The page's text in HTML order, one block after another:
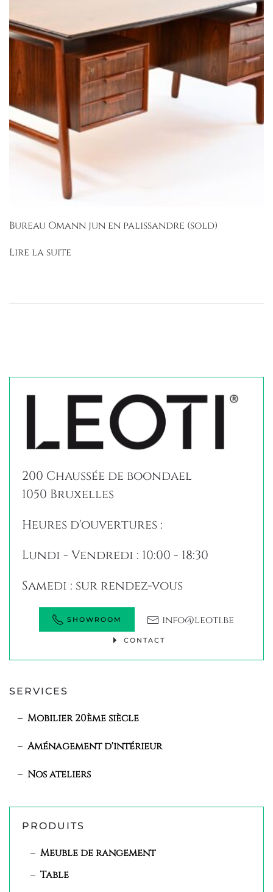
Bureau Omann jun en palissandre (sold)
Lire la suite
200 Chaussée de boondael
1050 Bruxelles
Heures d'ouvertures :
Lundi - Vendredi : 10:00 - 18:30
Samedi : sur rendez-vous
SHOWROOM info@leoti.be
CONTACT
SERVICES
Mobilier 20ème siècle
Aménagement d'intérieur
Nos ateliers
PRODUITS
Meuble de rangement
Table